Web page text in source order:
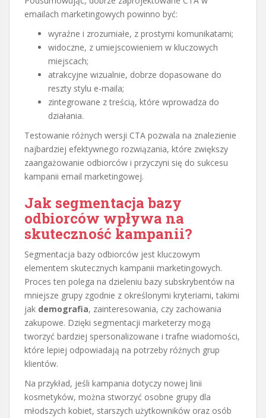
emailach marketingowych powinno być:
wyraźne i zrozumiałe, z prostymi komunikatami;
widoczne, z umiejscowieniem w kluczowych
miejscach;
atrakcyjne wizualnie, dobrze dopasowane do
reszty stylu e-maila;
zintegrowane z treścią, które wprowadza do
działania.
Testowanie różnych wersji CTA pozwala na znalezienie
najbardziej efektywnego rozwiązania, które zwiększy
zaangażowanie odbiorców i przyczyni się do sukcesu
kampanii email marketingowej.
Jak segmentacja bazy
odbiorców wpływa na
skuteczność kampanii?
Segmentacja bazy odbiorców jest kluczowym
elementem skutecznych kampanii marketingowych.
Proces ten polega na dzieleniu bazy subskrybentów na
mniejsze grupy zgodnie z określonymi kryteriami, takimi
jak demografia, zainteresowania, czy zachowania
zakupowe. Dzięki segmentacji marketerzy mogą
tworzyć bardziej spersonalizowane i trafne wiadomości,
które lepiej odpowiadają na potrzeby różnych grup
klientów.
Na przykład, jeśli kampania dotyczy nowej linii
kosmetyków, można stworzyć osobne grupy dla
młodszych kobiet, starszych użytkowników oraz osób